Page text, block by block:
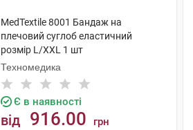
MedTextile 8001 Бандаж на
плечовий суглоб еластичний
розмір L/XXL 1 шт
Техномедика
Є в наявності
від 916.00 грн